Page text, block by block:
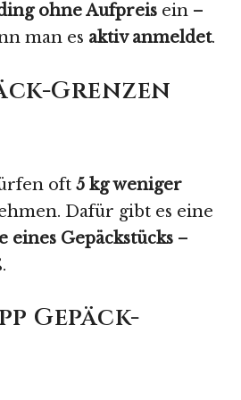
ohne Aufpreis ein –
man es aktiv anmeldet.
Grenzen
oft 5 kg weniger
Dafür gibt es eine
eines Gepäckstücks –
Gepäck-